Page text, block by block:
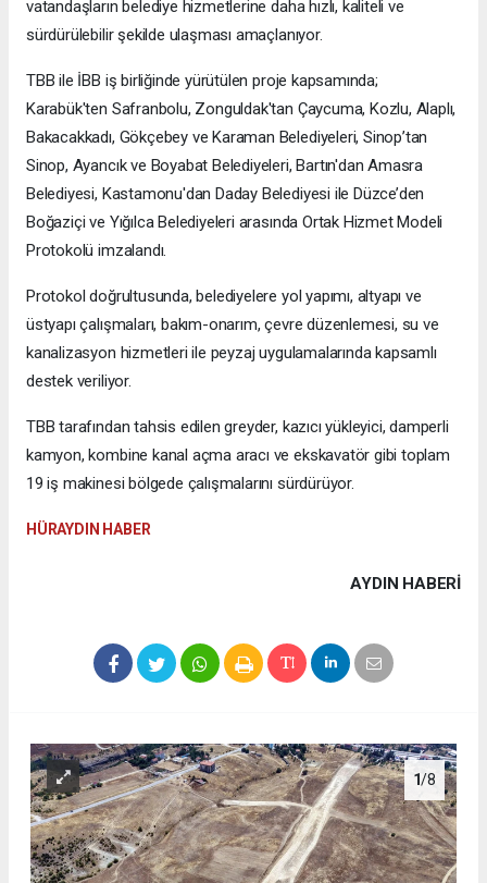
vatandaşların belediye hizmetlerine daha hızlı, kaliteli ve
sürdürülebilir şekilde ulaşması amaçlanıyor.
TBB ile İBB iş birliğinde yürütülen proje kapsamında;
Karabük'ten Safranbolu, Zonguldak'tan Çaycuma, Kozlu, Alaplı,
Bakacakkadı, Gökçebey ve Karaman Belediyeleri, Sinop’tan
Sinop, Ayancık ve Boyabat Belediyeleri, Bartın'dan Amasra
Belediyesi, Kastamonu'dan Daday Belediyesi ile Düzce’den
Boğaziçi ve Yığılca Belediyeleri arasında Ortak Hizmet Modeli
Protokolü imzalandı.
Protokol doğrultusunda, belediyelere yol yapımı, altyapı ve
üstyapı çalışmaları, bakım-onarım, çevre düzenlemesi, su ve
kanalizasyon hizmetleri ile peyzaj uygulamalarında kapsamlı
destek veriliyor.
TBB tarafından tahsis edilen greyder, kazıcı yükleyici, damperli
kamyon, kombine kanal açma aracı ve ekskavatör gibi toplam
19 iş makinesi bölgede çalışmalarını sürdürüyor.
HÜRAYDIN HABER
AYDIN HABERİ
1/8